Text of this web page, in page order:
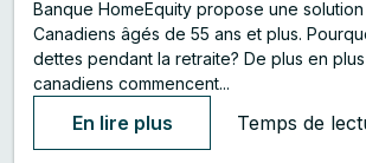
Banque HomeEquity propose une
Canadiens âgés de 55 ans et plus.
dettes pendant la retraite? De plus en
canadiens commencent...
En lire plus Temps de